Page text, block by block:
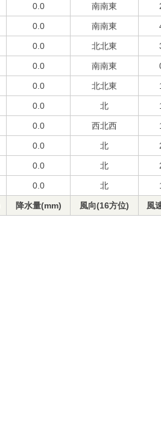
0.0 南南東
0.0 南南東
0.0 北北東
0.0 南南東
0.0 北北東
0.0 北
0.0 西北西
0.0 北
0.0 北
0.0 北
降水量(mm) 風向(16方位) 風